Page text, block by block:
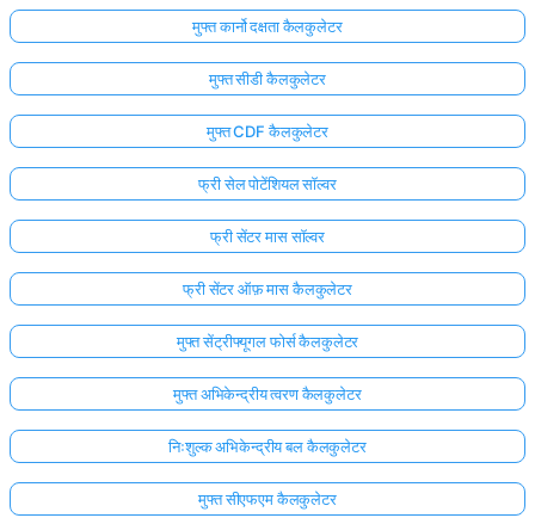
मुफ्त कार्नो दक्षता कैलकुलेटर
मुफ्त सीडी कैलकुलेटर
मुफ्त CDF कैलकुलेटर
फ्री सेल पोटेंशियल सॉल्वर
फ्री सेंटर मास सॉल्वर
फ्री सेंटर ऑफ़ मास कैलकुलेटर
मुफ्त सेंट्रीफ्यूगल फोर्स कैलकुलेटर
मुफ्त अभिकेन्द्रीय त्वरण कैलकुलेटर
निःशुल्क अभिकेन्द्रीय बल कैलकुलेटर
मुफ्त सीएफएम कैलकुलेटर